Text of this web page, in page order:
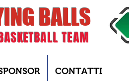
BALLS
TEAM
CONTATTI